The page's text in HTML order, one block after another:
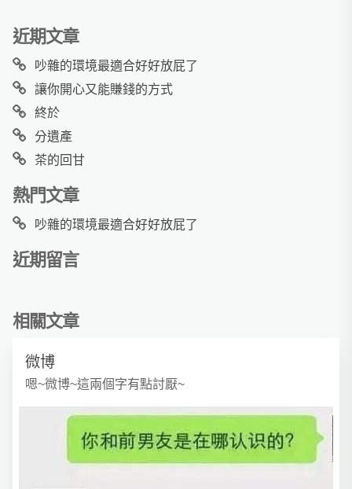
近期文章
吵雜的環境最適合好好放屁了
讓你開心又能賺錢的方式
終於
分遺產
茶的回甘
熱門文章
吵雜的環境最適合好好放屁了
近期留言
相關文章
微博
嗯~微博~這兩個字有點討厭~